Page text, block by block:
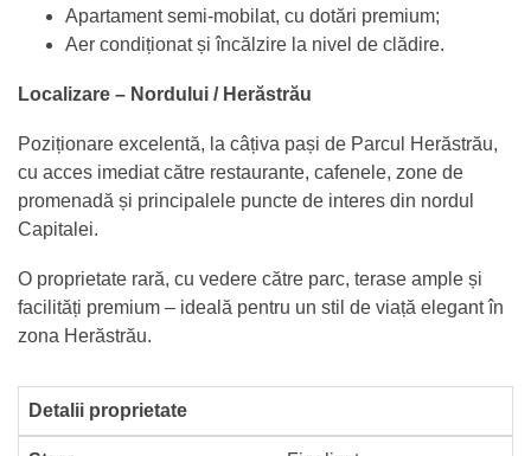
Apartament semi-mobilat, cu dotări premium;
Aer condiționat și încălzire la nivel de clădire.
Localizare – Nordului / Herăstrău
Poziționare excelentă, la câțiva pași de Parcul Herăstrău,
cu acces imediat către restaurante, cafenele, zone de
promenadă și principalele puncte de interes din nordul
Capitalei.
O proprietate rară, cu vedere către parc, terase ample și
facilități premium – ideală pentru un stil de viață elegant în
zona Herăstrău.
Detalii proprietate